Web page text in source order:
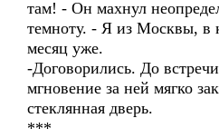
там! - Он махнул
темноту. - Я из Москвы, в
месяц уже.
-Договорились. До
мгновение за ней мягко
стеклянная дверь.
***